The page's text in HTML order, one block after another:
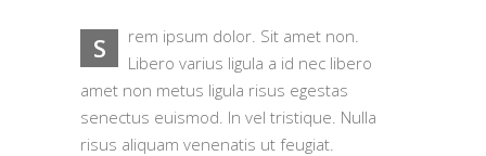
S
rem ipsum dolor. Sit amet non.
Libero varius ligula a id nec libero
amet non metus ligula risus egestas
senectus euismod. In vel tristique. Nulla
risus aliquam venenatis ut feugiat.